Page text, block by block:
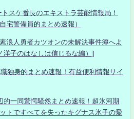
スケ番長のエキストラ芸能情報局！
宅警備員的まとめ速報）
浪人勇者カツオンの未解決事件簿へよ
洋子のはなしは信じるな編）]
身的まとめ速報！有益便利情報サイ
的一同驚愕騒然まとめ速報！超氷河期
トですべてを失ったキグナス氷子の愛